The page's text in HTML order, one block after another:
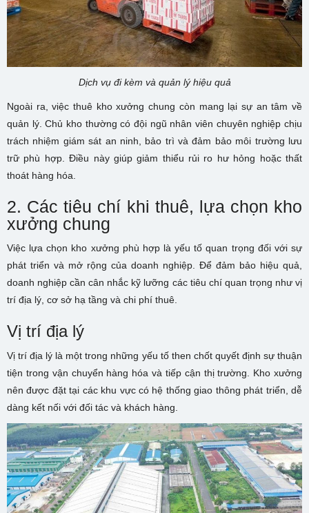
Dịch vụ đi kèm và quản lý hiệu quả
Ngoài ra, việc thuê kho xưởng chung còn mang lại sự an tâm về
quản lý. Chủ kho thường có đội ngũ nhân viên chuyên nghiệp chịu
trách nhiệm giám sát an ninh, bảo trì và đảm bảo môi trường lưu
trữ phù hợp. Điều này giúp giảm thiểu rủi ro hư hỏng hoặc thất
thoát hàng hóa.
2. Các tiêu chí khi thuê, lựa chọn kho
xưởng chung
Việc lựa chọn kho xưởng phù hợp là yếu tố quan trọng đối với sự
phát triển và mở rộng của doanh nghiệp. Để đảm bảo hiệu quả,
doanh nghiệp cần cân nhắc kỹ lưỡng các tiêu chí quan trọng như vị
trí địa lý, cơ sở hạ tầng và chi phí thuê.
Vị trí địa lý
Vị trí địa lý là một trong những yếu tố then chốt quyết định sự thuận
tiện trong vận chuyển hàng hóa và tiếp cận thị trường. Kho xưởng
nên được đặt tại các khu vực có hệ thống giao thông phát triển, dễ
dàng kết nối với đối tác và khách hàng.